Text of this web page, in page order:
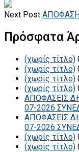
Next Post
Πρόσφατα
(χωρίς τίτλο)
(χωρίς τίτλο)
(χωρίς τίτλο)
(χωρίς τίτλο)
ΑΠΟΦΑΣΕΙΣ
07-2026
ΑΠΟΦΑΣΕΙΣ
07-2026
(χωρίς τίτλο)
(χωρίς τίτλο)